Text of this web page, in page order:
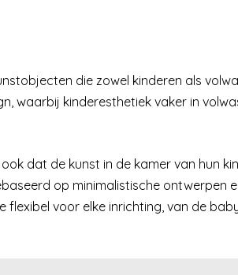
die zowel kinderen als
waarbij kinderesthetiek vaker in
dat de kunst in de kamer van hun
op minimalistische ontwerpen
flexibel voor elke inrichting, van de